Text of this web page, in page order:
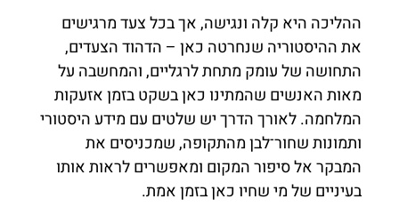
ההליכה היא קלה ונגישה, אך בכל צעד מרגישים
את ההיסטוריה שנחרטה כאן – הדהוד הצעדים,
התחושה של עומק מתחת לרגליים, והמחשבה על
מאות האנשים שהמתינו כאן בשקט בזמן אזעקות
המלחמה. לאורך הדרך יש שלטים עם מידע היסטורי
ותמונות שחור־לבן מהתקופה, שמכניסים את
המבקר אל סיפור המקום ומאפשרים לראות אותו
בעיניים של מי שחיו כאן בזמן אמת.